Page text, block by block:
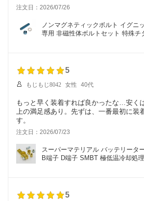
注文日：2026/07/26
ノンマグネティックボルト イグニ
専用 非磁性体ボルトセット 特殊チ
ーズ ウィズコーポレーション
5
もじもじ8042 女性 40代
もっと早く装着すれば良かったな…安く
上の満足感あり。先ずは、一番最初に装
す。
注文日：2026/07/23
スーパーマテリアル バッテリータ
B端子 D端子 SMBT 極低温冷却処
販売店】5